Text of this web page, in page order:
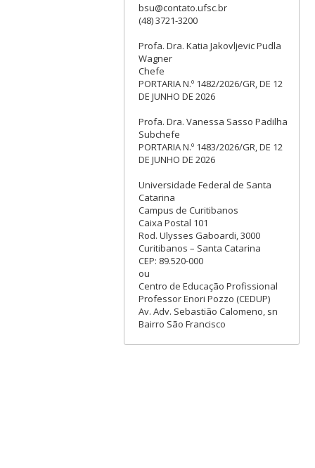
bsu@contato.ufsc.br
(48) 3721-3200
Profa. Dra. Katia Jakovljevic Pudla
Wagner
Chefe
PORTARIA N.º 1482/2026/GR, DE 12
DE JUNHO DE 2026
Profa. Dra. Vanessa Sasso Padilha
Subchefe
PORTARIA N.º 1483/2026/GR, DE 12
DE JUNHO DE 2026
Universidade Federal de Santa
Catarina
Campus de Curitibanos
Caixa Postal 101
Rod. Ulysses Gaboardi, 3000
Curitibanos – Santa Catarina
CEP: 89.520-000
ou
Centro de Educação Profissional
Professor Enori Pozzo (CEDUP)
Av. Adv. Sebastião Calomeno, sn
Bairro São Francisco